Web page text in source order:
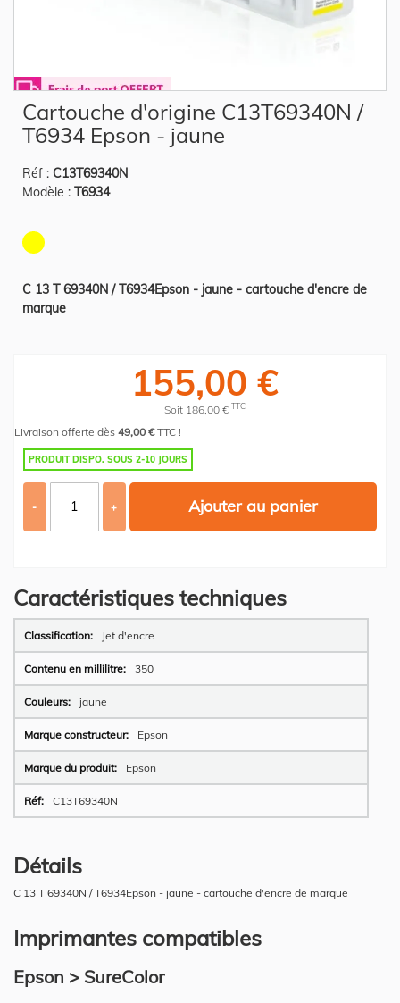
the
beginning
images
gallery
Cartouche d'origine C13T69340N /
T6934 Epson - jaune
Réf : C13T69340N
Modèle : T6934
C 13 T 69340N / T6934Epson - jaune - cartouche d'encre de
marque
155,00 €
Soit 186,00 € TTC
Livraison offerte dès 49,00 €TTC !
PRODUIT DISPO. SOUS 2-10 JOURS
- + Ajouter au panier
Caractéristiques techniques
Plus
d’information
Jet d'encre
350
jaune
Epson
Epson
C13T69340N
Détails
C 13 T 69340N / T6934Epson - jaune - cartouche d'encre de marque
Imprimantes compatibles
Epson > SureColor